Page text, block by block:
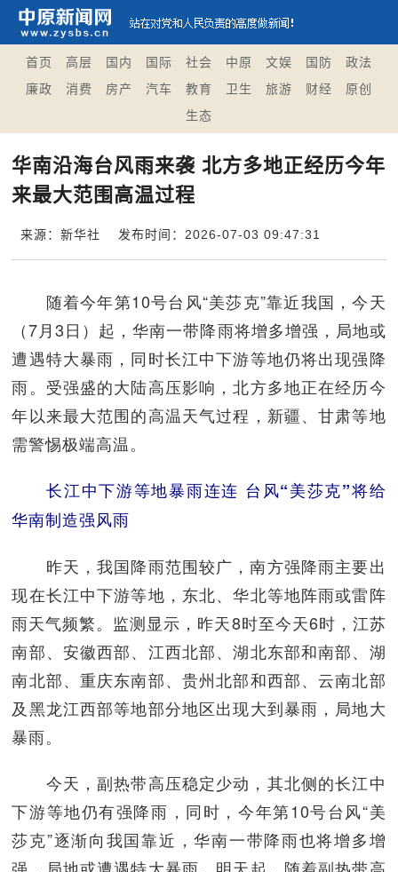
首页 高层 国内 国际 社会 中原 文娱 国防
政法
廉政
消费 房产 汽车 教育 卫生 旅游 财经
原创
生态
华南沿海台风雨来袭 北方多地正经历今年
来最大范围高温过程
来源：新华社 发布时间：2026-07-03 09:47:31
随着今年第10号台风“美莎克”靠近我国，今天
（7月3日）起，华南一带降雨将增多增强，局地或
遭遇特大暴雨，同时长江中下游等地仍将出现强降
雨。受强盛的大陆高压影响，北方多地正在经历今
年以来最大范围的高温天气过程，新疆、甘肃等地
需警惕极端高温。
长江中下游等地暴雨连连 台风“美莎克”将给
华南制造强风雨
昨天，我国降雨范围较广，南方强降雨主要出
现在长江中下游等地，东北、华北等地阵雨或雷阵
雨天气频繁。监测显示，昨天8时至今天6时，江苏
南部、安徽西部、江西北部、湖北东部和南部、湖
南北部、重庆东南部、贵州北部和西部、云南北部
及黑龙江西部等地部分地区出现大到暴雨，局地大
暴雨。
今天，副热带高压稳定少动，其北侧的长江中
下游等地仍有强降雨，同时，今年第10号台风“美
莎克”逐渐向我国靠近，华南一带降雨也将增多增